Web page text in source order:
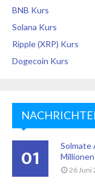
BNB Kurs
Solana Kurs
Ripple (XRP) Kurs
Dogecoin Kurs
01
Solmate
26 Juni